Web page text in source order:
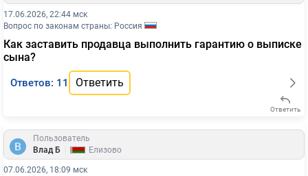
17.06.2026, 22:44 мск
Вопрос по законам страны: Россия
Как заставить продавца выполнить гарантию о выписке
сына?
Ответов: 11 Ответить
Ответить
Пользователь
Влад Б
Елизово
07.06.2026, 18:09 мск